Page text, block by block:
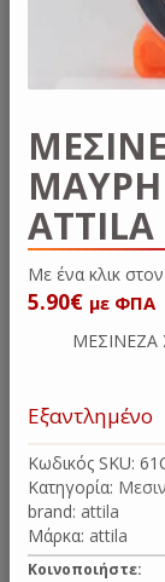
ΜΑΥΡΗ
ATTILA
Με ένα κλικ στ
5.90€ με ΦΠΑ
ΜΕΣΙΝΕΖΑ
Εξαντλημένο
Κωδικός SKU:
Κατηγορία:
brand: attila
Μάρκα: attila
Κοινοποιήστε: